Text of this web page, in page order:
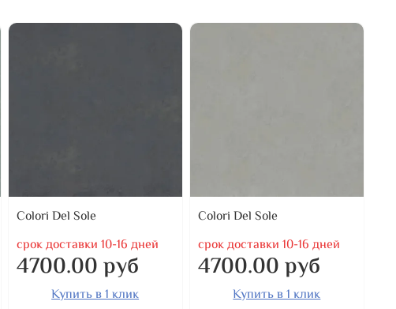
Colori Del Sole
срок доставки 10-16 дней
4700.00 руб
Купить в 1 клик
Colori Del Sole
срок доставки 10-16 дней
4700.00 руб
Купить в 1 клик